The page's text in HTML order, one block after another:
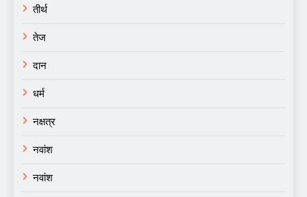
तीर्थ
तेज
दान
धर्म
नक्षत्र
नवांश
नवांश